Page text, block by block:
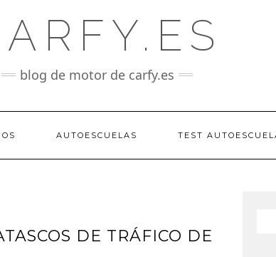
blog de motor de carfy.es
AUTOESCUELAS TEST
DE TRÁFICO DE